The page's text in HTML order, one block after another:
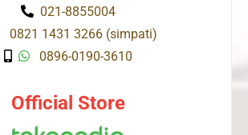
021-8855004
0821 1431 3266 (simpati)
0896-0190-3610
Official Store